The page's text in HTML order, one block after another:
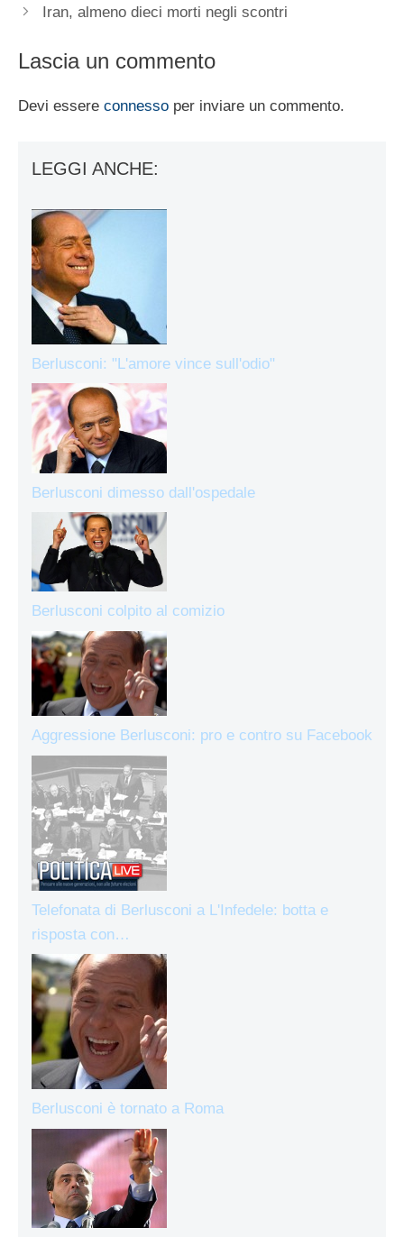
Iran, almeno dieci morti negli scontri
Lascia un commento
Devi essere connesso per inviare un commento.
LEGGI ANCHE:
Berlusconi: "L'amore vince sull'odio"
Berlusconi dimesso dall'ospedale
Berlusconi colpito al comizio
Aggressione Berlusconi: pro e contro su Facebook
Telefonata di Berlusconi a L'Infedele: botta e
risposta con…
Berlusconi è tornato a Roma